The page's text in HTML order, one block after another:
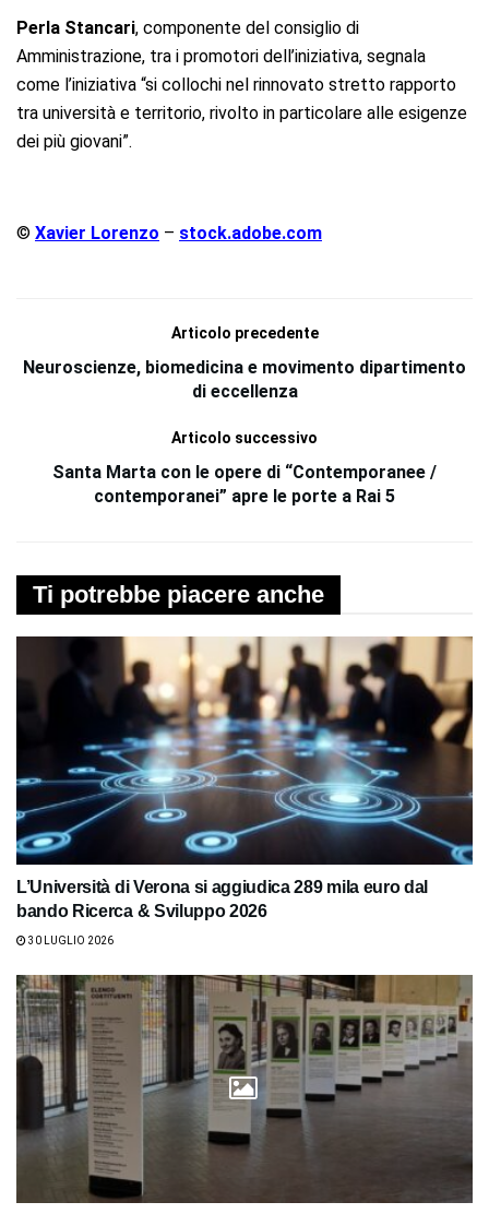
Perla Stancari, componente del consiglio di
Amministrazione, tra i promotori dell’iniziativa, segnala
come l’iniziativa “si collochi nel rinnovato stretto rapporto
tra università e territorio, rivolto in particolare alle esigenze
dei più giovani”.
© Xavier Lorenzo – stock.adobe.com
Articolo precedente
Neuroscienze, biomedicina e movimento dipartimento
di eccellenza
Articolo successivo
Santa Marta con le opere di “Contemporanee /
contemporanei” apre le porte a Rai 5
Ti potrebbe piacere anche
L’Università di Verona si aggiudica 289 mila euro dal
bando Ricerca & Sviluppo 2026
30 LUGLIO 2026